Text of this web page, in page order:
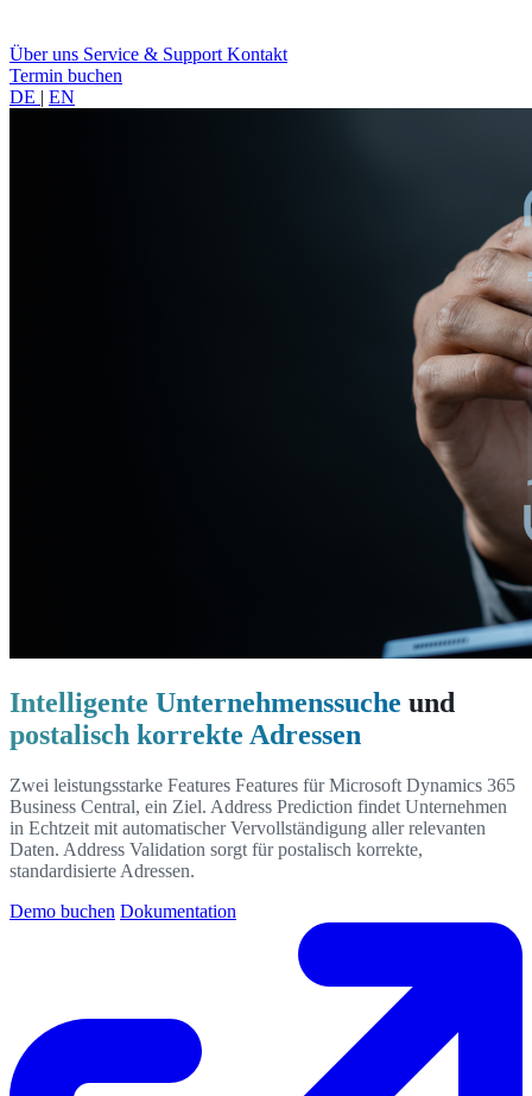
Über uns Service & SupportKontakt
Termin buchen
DE | EN
Intelligente Unternehmenssuche und
postalisch korrekte Adressen
Zwei leistungsstarke Features Features für Microsoft Dynamics 365
Business Central, ein Ziel. Address Prediction findet Unternehmen
in Echtzeit mit automatischer Vervollständigung aller relevanten
Daten. Address Validation sorgt für postalisch korrekte,
standardisierte Adressen.
Demo buchen Dokumentation